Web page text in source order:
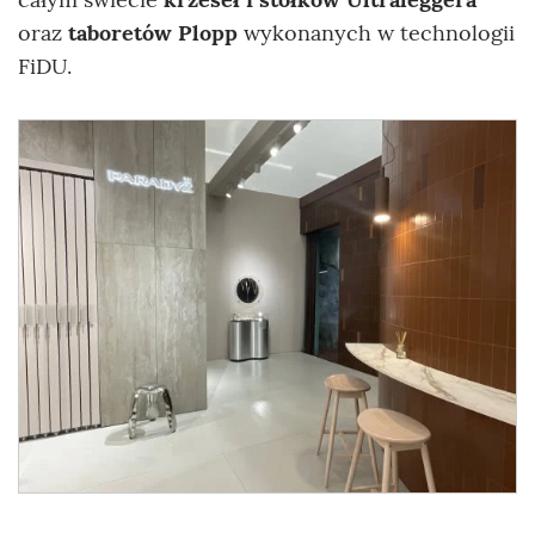
oraz taboretów Plopp wykonanych w technologii
FiDU.